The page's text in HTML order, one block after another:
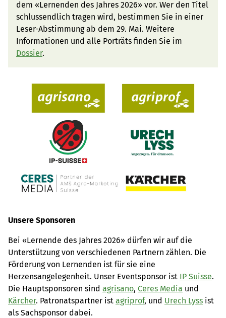
dem «Lernenden des Jahres 2026» vor. Wer den Titel
schlussendlich tragen wird, bestimmen Sie in einer
Leser-Abstimmung ab dem 29. Mai. Weitere
Informationen und alle Porträts finden Sie im
Dossier.
Unsere Sponsoren
Bei «Lernende des Jahres 2026» dürfen wir auf die
Unterstützung von verschiedenen Partnern zählen. Die
Förderung von Lernenden ist für sie eine
Herzensangelegenheit. Unser Eventsponsor ist IP Suisse.
Die Hauptsponsoren sind agrisano, Ceres Media und
Kärcher. Patronatspartner ist agriprof, und Urech Lyss ist
als Sachsponsor dabei.